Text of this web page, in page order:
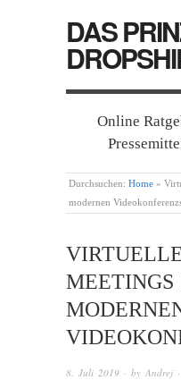
DAS
Online
Durchsuchen: Home »
modernen
8. Juli 2019 · by Andrej